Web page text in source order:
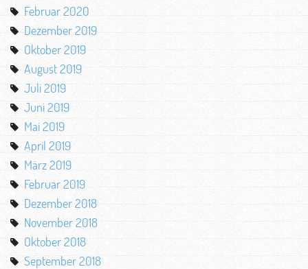
Februar 2020
Dezember 2019
Oktober 2019
August 2019
Juli 2019
Juni 2019
Mai 2019
April 2019
März 2019
Februar 2019
Dezember 2018
November 2018
Oktober 2018
September 2018